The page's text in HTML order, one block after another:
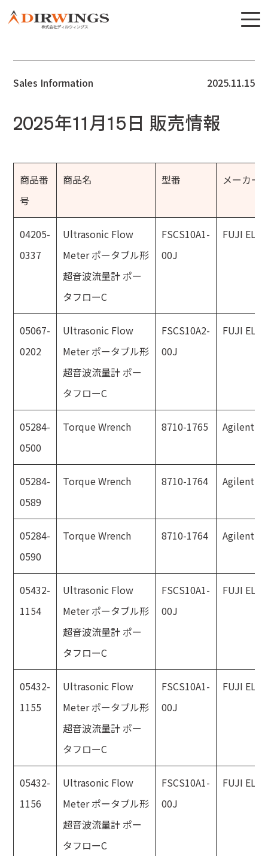
Sales Information 2025.11.15
2025年11月15日 販売情報
商品番
号
商品名 型番 メーカー
04205-
0337
Ultrasonic Flow
Meter ポータブル形
超音波流量計 ポー
タフローC
FSCS10A1-
00J
FUJI
05067-
0202
Ultrasonic Flow
Meter ポータブル形
超音波流量計 ポー
タフローC
FSCS10A2-
00J
FUJI
05284-
0500
Torque Wrench 8710-1765 Agilent
05284-
0589
Torque Wrench 8710-1764 Agilent
05284-
0590
Torque Wrench 8710-1764 Agilent
05432-
1154
Ultrasonic Flow
Meter ポータブル形
超音波流量計 ポー
タフローC
FSCS10A1-
00J
FUJI
05432-
1155
Ultrasonic Flow
Meter ポータブル形
超音波流量計 ポー
タフローC
FSCS10A1-
00J
FUJI
05432-
1156
Ultrasonic Flow
Meter ポータブル形
超音波流量計 ポー
タフローC
FSCS10A1-
00J
FUJI